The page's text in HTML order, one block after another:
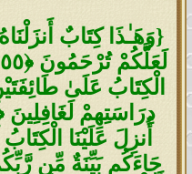
{وَهَـٰذَا كِتَابٌ
الْكِتَابُ عَلَىٰ
أُنزِلَ عَلَيْنَا
جَاءَكُم بَيِّنَةٌ مِّن